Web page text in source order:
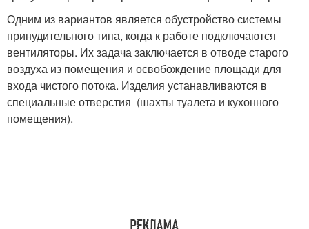
Одним из вариантов является обустройство системы
принудительного типа, когда к работе подключаются
вентиляторы. Их задача заключается в отводе старого
воздуха из помещения и освобождение площади для
входа чистого потока. Изделия устанавливаются в
специальные отверстия (шахты туалета и кухонного
помещения).